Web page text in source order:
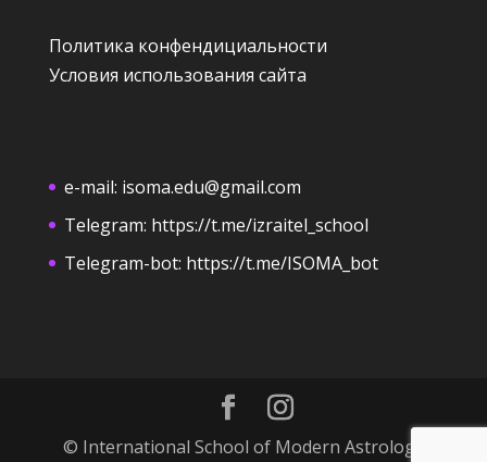
Политика конфендициальности
Условия использования сайта
e-mail: isoma.edu@gmail.com
Telegram: https://t.me/izraitel_school
Telegram-bot: https://t.me/ISOMA_bot
© International School of Modern Astrology